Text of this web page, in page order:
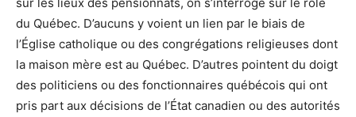
du Québec. D’aucuns y voient un lien par le biais de
l’Église catholique ou des congrégations religieuses dont
la maison mère est au Québec. D’autres pointent du doigt
des politiciens ou des fonctionnaires québécois qui ont
pris part aux décisions de l’État canadien ou des autorités